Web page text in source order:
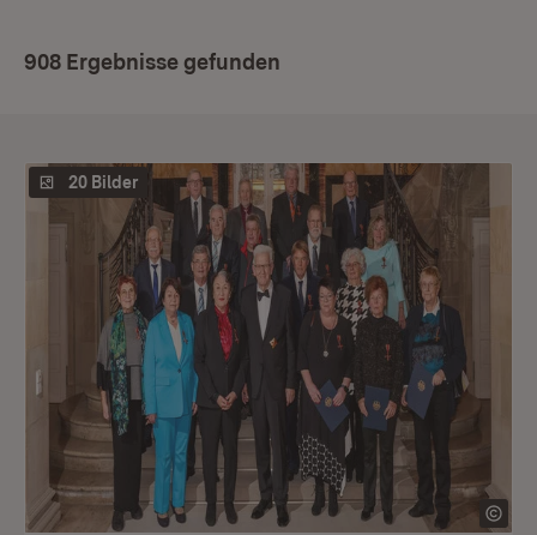
908 Ergebnisse gefunden
20 Bilder